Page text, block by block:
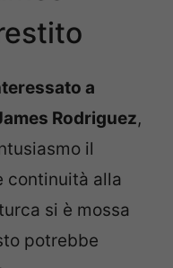
a
Rodriguez,
il
continuità alla
si è mossa
potrebbe